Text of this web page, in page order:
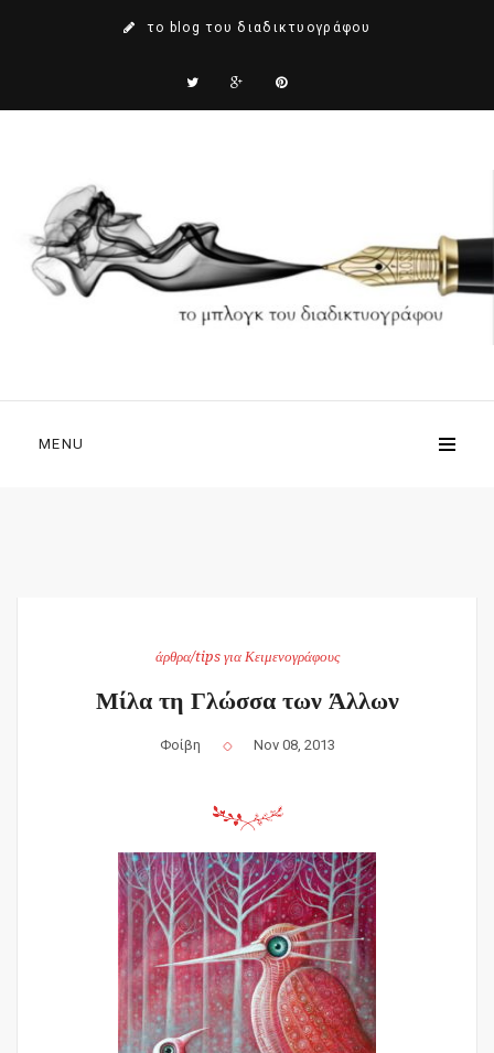
το blog του διαδικτυογράφου
MENU
άρθρα/tips για Κειμενογράφους
Μίλα τη Γλώσσα των Άλλων
Φοίβη Nov 08, 2013